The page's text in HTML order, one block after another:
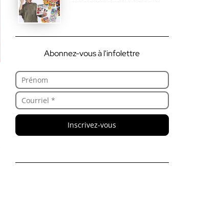
Abonnez-vous à l'infolettre
Inscrivez-vous